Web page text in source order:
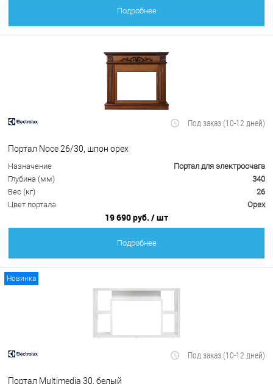
Подробнее
Под заказ (10-12 дней)
Портал Noce 26/30, шпон орех
Назначение
Портал для электроочага
Глубина (мм)
340
Вес (кг)
26
Цвет портала
Орех
19 690 руб. / шт
Подробнее
Новинка
Под заказ (10-12 дней)
Портал Multimedia 30, белый